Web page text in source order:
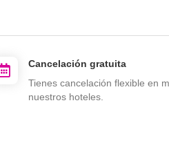
Cancelación gratuita
Tienes cancelación flexible en
nuestros hoteles.